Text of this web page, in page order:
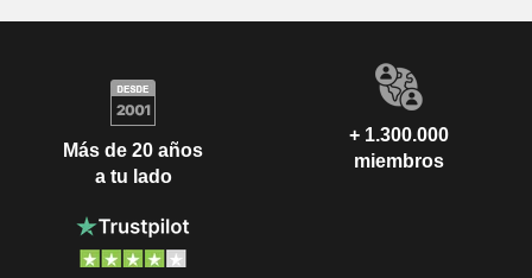
Más de 20 años
a tu lado
+ 1.300.000
miembros